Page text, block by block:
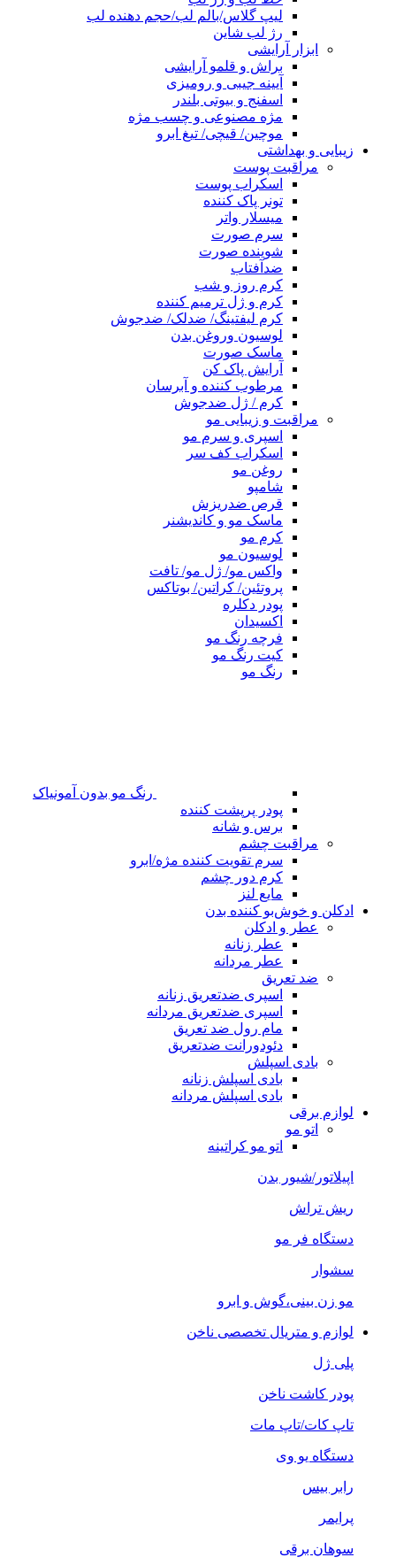
لیپ گلاس/بالم لب/حجم دهنده لب
رژ لب شاین
ابزار آرایشی
براش و قلمو آرایشی
آیینه جیبی و رومیزی
اسفنج و بیوتی بلندر
مژه مصنوعی و چسب مژه
موچین/ قیچی/ تیغ ابرو
زیبایی و بهداشتی
مراقبت پوست
اسکراب پوست
تونر پاک کننده
میسلار واتر
سرم صورت
شوینده صورت
ضدآفتاب
کرم روز و شب
کرم و ژل ترمیم کننده
کرم لیفتینگ/ ضدلک/ ضدجوش
لوسیون وروغن بدن
ماسک صورت
آرایش پاک کن
مرطوب کننده و آبرسان
کرم / ژل ضدجوش
مراقبت و زیبایی مو
اسپری و سرم مو
اسکراب کف سر
روغن مو
شامپو
قرص ضدریزش
ماسک مو و کاندیشنر
کرم مو
لوسیون مو
واکس مو/ ژل مو/ تافت
پروتئین/ کراتین/ بوتاکس
پودر دکلره
اکسیدان
فرچه رنگ مو
کیت رنگ مو
رنگ مو
رنگ مو بدون آمونیاک
پودر پرپشت کننده
برس و شانه
مراقبت چشم
سرم تقویت کننده مژه/ابرو
کرم دور چشم
مایع لنز
ادکلن و خوش‌بو کننده بدن
عطر و ادکلن
عطر زنانه
عطر مردانه
ضد تعریق
اسپری ضدتعریق زنانه
اسپری ضدتعریق مردانه
مام رول ضد تعریق
دئودورانت ضدتعریق
بادی اسپلش
بادی اسپلش زنانه
بادی اسپلش مردانه
لوازم برقی
اتو مو
اتو مو کراتینه
اپیلاتور/شیور بدن
ریش تراش
دستگاه فر مو
سشوار
مو زن بینی،گوش و ابرو
لوازم و متریال تخصصی ناخن
پلی ژل
پودر کاشت ناخن
تاپ کات/تاپ مات
دستگاه یو وی
رابر بیس
پرایمر
سوهان برقی